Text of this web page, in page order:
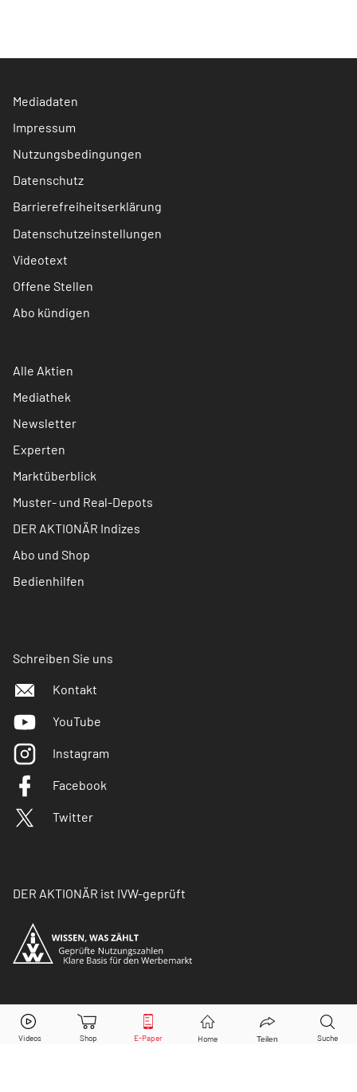
Mediadaten
Impressum
Nutzungsbedingungen
Datenschutz
Barrierefreiheitserklärung
Datenschutzeinstellungen
Videotext
Offene Stellen
Abo kündigen
Alle Aktien
Mediathek
Newsletter
Experten
Marktüberblick
Muster- und Real-Depots
DER AKTIONÄR Indizes
Abo und Shop
Bedienhilfen
Schreiben Sie uns
Kontakt
YouTube
Instagram
Facebook
Twitter
DER AKTIONÄR ist IVW-geprüft
© Copyright 2026 Börsenmedien AG. Alle Rechte